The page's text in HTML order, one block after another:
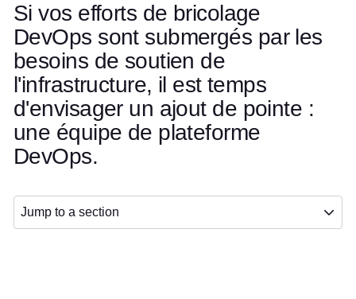
Si vos efforts de bricolage
DevOps sont submergés par les
besoins de soutien de
l'infrastructure, il est temps
d'envisager un ajout de pointe :
une équipe de plateforme
DevOps.
Jump to a section